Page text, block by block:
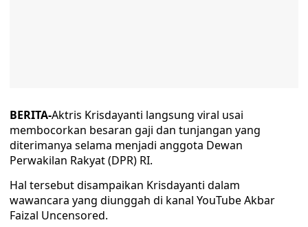
BERITA-Aktris Krisdayanti langsung viral usai
membocorkan besaran gaji dan tunjangan yang
diterimanya selama menjadi anggota Dewan
Perwakilan Rakyat (DPR) RI.
Hal tersebut disampaikan Krisdayanti dalam
wawancara yang diunggah di kanal YouTube Akbar
Faizal Uncensored.